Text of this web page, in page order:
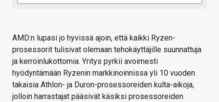
AMD:n lupasi jo hyvissä ajoin, että kaikki Ryzen-
prosessorit tulisivat olemaan tehokäyttäjille suunnattuja
ja kerroinlukottomia. Yritys pyrkii avoimesti
hyödyntämään Ryzenin markkinoinnissa yli 10 vuoden
takaisia Athlon- ja Duron-prosessoreiden kulta-aikoja,
jolloin harrastajat pääsivät käsiksi prosessoreiden